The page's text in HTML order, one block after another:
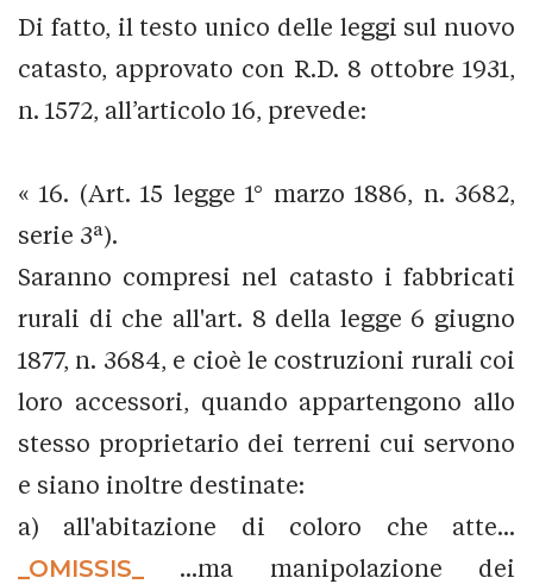
Di fatto, il testo unico delle leggi sul nuovo
catasto, approvato con R.D. 8 ottobre 1931,
n. 1572, all’articolo 16, prevede:
« 16. (Art. 15 legge 1° marzo 1886, n. 3682,
serie 3ª).
Saranno compresi nel catasto i fabbricati
rurali di che all'art. 8 della legge 6 giugno
1877, n. 3684, e cioè le costruzioni rurali coi
loro accessori, quando appartengono allo
stesso proprietario dei terreni cui servono
e siano inoltre destinate:
a) all'abitazione di coloro che atte...
_OMISSIS_
...ma manipolazione dei